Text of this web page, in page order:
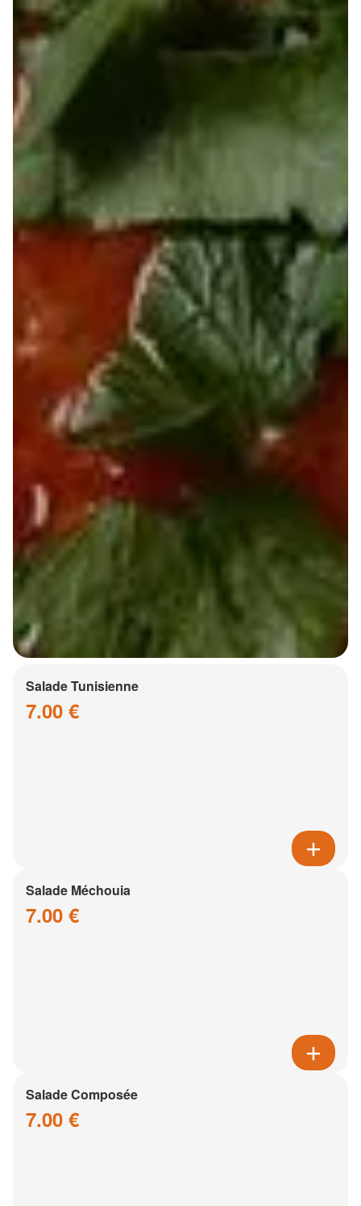
Salade Tunisienne
7.00 €
Salade Méchouia
7.00 €
Salade Composée
7.00 €